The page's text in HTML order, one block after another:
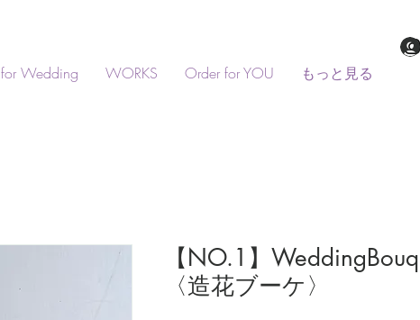
for Wedding WORKS Order for YOU もっと見る
【NO.1】
〈造花ブーケ〉